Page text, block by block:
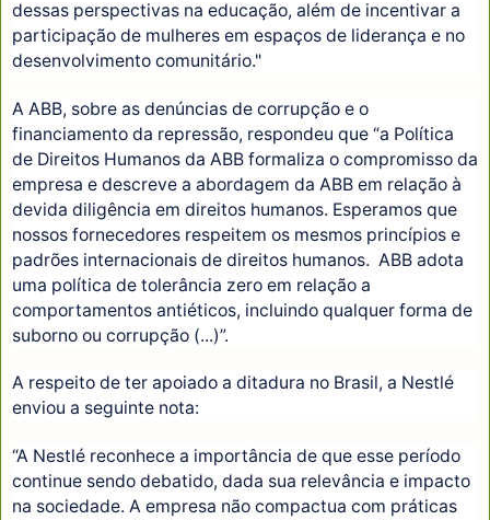
dessas perspectivas na educação, além de incentivar a
participação de mulheres em espaços de liderança e no
desenvolvimento comunitário."
A ABB, sobre as denúncias de corrupção e o
financiamento da repressão, respondeu que “a Política
de Direitos Humanos da ABB formaliza o compromisso da
empresa e descreve a abordagem da ABB em relação à
devida diligência em direitos humanos. Esperamos que
nossos fornecedores respeitem os mesmos princípios e
padrões internacionais de direitos humanos. ABB adota
uma política de tolerância zero em relação a
comportamentos antiéticos, incluindo qualquer forma de
suborno ou corrupção (...)”.
A respeito de ter apoiado a ditadura no Brasil, a Nestlé
enviou a seguinte nota:
“A Nestlé reconhece a importância de que esse período
continue sendo debatido, dada sua relevância e impacto
na sociedade. A empresa não compactua com práticas